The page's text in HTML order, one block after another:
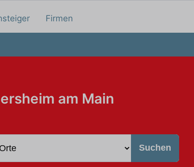
Firmen
am Main
Suchen